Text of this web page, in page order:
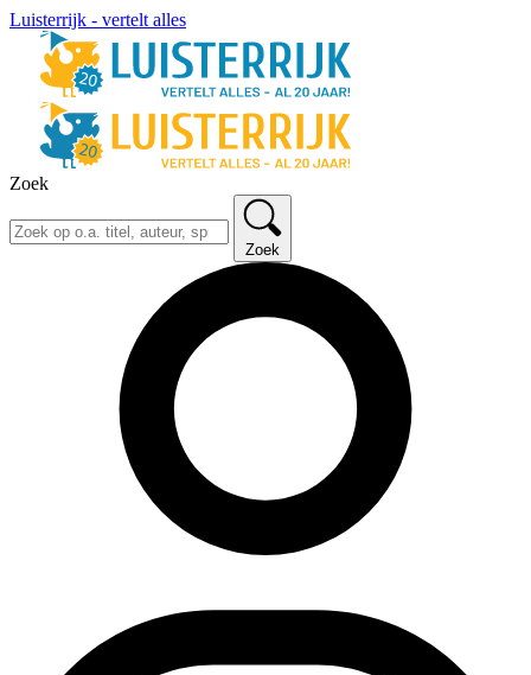
Luisterrijk - vertelt alles
Zoek
Zoek